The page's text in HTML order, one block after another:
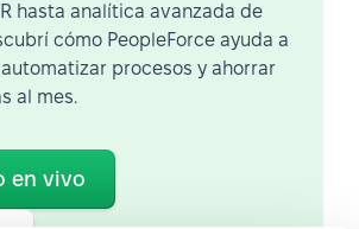
hasta analítica avanzada de
cómo PeopleForce ayuda a
procesos y ahorrar
al mes.
en vivo